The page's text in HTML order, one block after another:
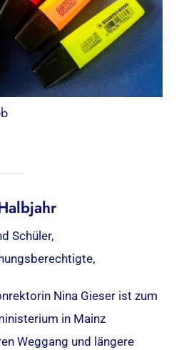
Schüler,
Nina Gieser ist zum
in Mainz
Weggang und längere